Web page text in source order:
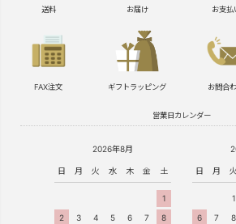
送料 お届け お支払
FAX注文 ギフトラッピング お問合
営業日カレンダー
2026年8月
日 月 火 水 木 金 土
1
2
3 4 5 6 7
8
日 月 火
1
6
7 8